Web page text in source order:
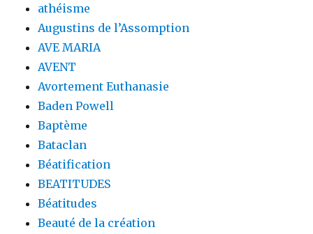
athéisme
Augustins de l’Assomption
AVE MARIA
AVENT
Avortement Euthanasie
Baden Powell
Baptème
Bataclan
Béatification
BEATITUDES
Béatitudes
Beauté de la création